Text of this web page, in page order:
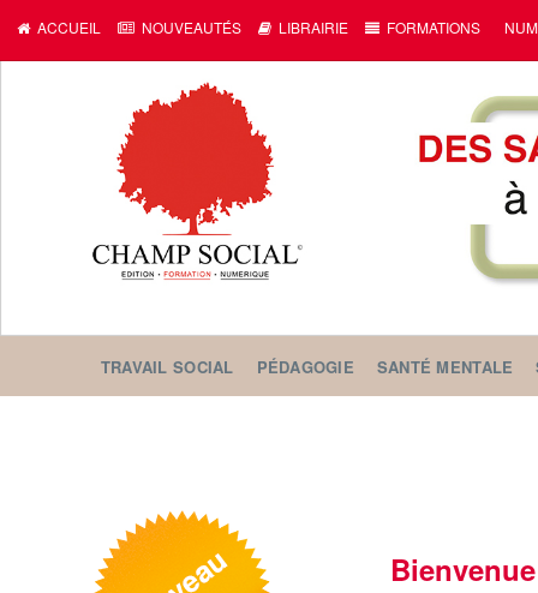
ACCUEIL NOUVEAUTÉS LIBRAIRIE FORMATIONS
TRAVAIL SOCIAL PÉDAGOGIE SANTÉ MENTALE